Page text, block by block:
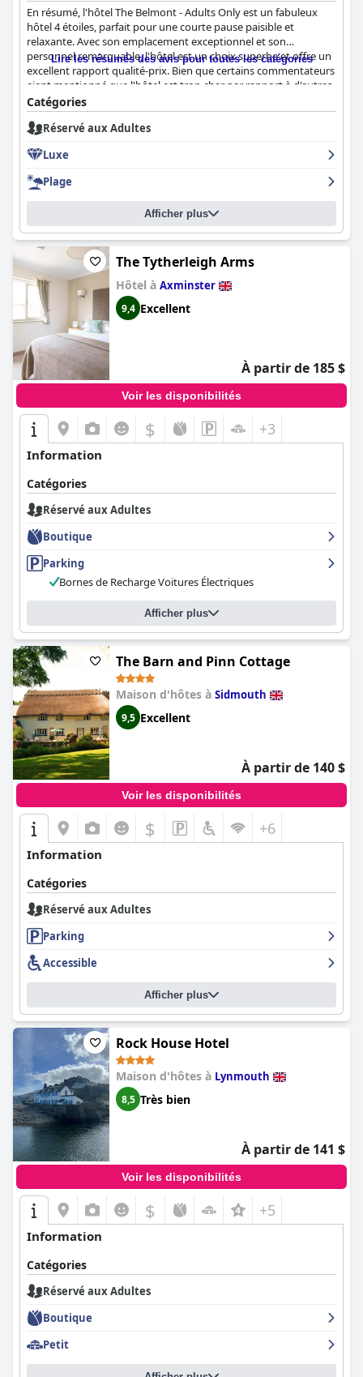
En résumé, l'hôtel The Belmont - Adults Only est un fabuleux
hôtel 4 étoiles, parfait pour une courte pause paisible et
relaxante. Avec son emplacement exceptionnel et son
personnel remarquable, l'hôtel est un choix superbe et offre un
excellent rapport qualité-prix. Bien que certains commentateurs
aient mentionné que l'hôtel est trop cher par rapport à d'autres
hôtels 4 étoiles, il vaut toujours la peine d'y retourner. Certains
clients ont mentionné que le petit-déjeuner pourrait être
amélioré avec plus de variété, mais dans l'ensemble, l'hôtel est
améliorer, mais il est globalement bon avec un service
exceptionnel, comme on peut s'y attendre d'un établissement 4
étoiles.
Lire les résumés des avis pour toutes les catégories
Catégories
Réservé aux Adultes
Luxe
Plage
Afficher plus
The Tytherleigh Arms
Hôtel à Axminster
9,4 Excellent
À partir de 185 $
Voir les disponibilités
$ +3
Information
Catégories
Réservé aux Adultes
Boutique
Parking
Bornes de Recharge Voitures Électriques
Afficher plus
The Barn and Pinn Cottage
Maison d'hôtes à Sidmouth
9,5 Excellent
À partir de 140 $
Voir les disponibilités
$ +6
Information
Catégories
Réservé aux Adultes
Parking
Accessible
Afficher plus
Rock House Hotel
Maison d'hôtes à Lynmouth
8,5 Très bien
À partir de 141 $
Voir les disponibilités
$ +5
Information
Catégories
Réservé aux Adultes
Boutique
Petit